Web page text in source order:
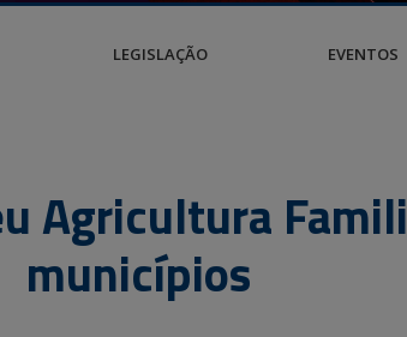
LEGISLAÇÃO EVENTOS
Agricultura
municípios